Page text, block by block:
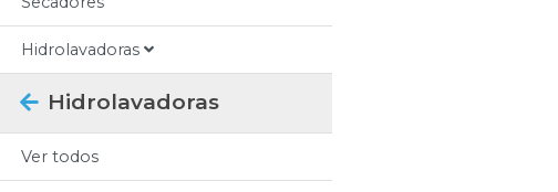
Hidrolavadoras
Hidrolavadoras
Ver todos